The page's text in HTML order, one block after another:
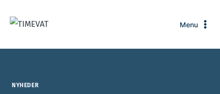
Menu
NYHEDER